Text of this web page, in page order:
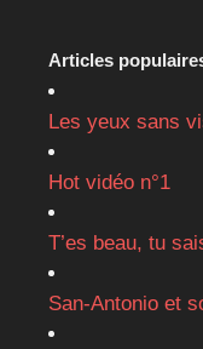
Articles
Les yeux sans
Hot vidéo n°1
T’es beau, tu
San-Antonio et